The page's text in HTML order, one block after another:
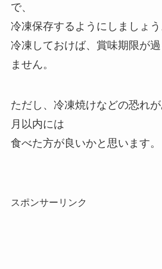
で、
冷凍保存するようにしましょう
冷凍しておけば、賞味期限が
ません。
ただし、冷凍焼けなどの恐れ
月以内には
食べた方が良いかと思います。
スポンサーリンク